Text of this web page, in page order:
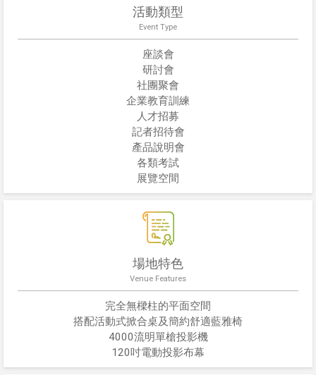
活動類型
Event Type
座談會
研討會
社團聚會
企業教育訓練
人才招募
記者招待會
產品說明會
各類考試
展覽空間
場地特色
Venue Features
完全無樑柱的平面空間
搭配活動式掀合桌及簡約舒適藍雅椅
4000流明單槍投影機
120吋電動投影布幕